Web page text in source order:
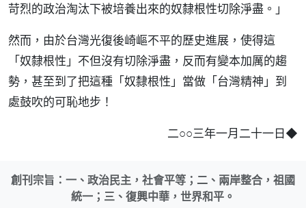
苛烈的政治淘汰下被培養出來的奴隸根性切除淨盡。」
然而，由於台灣光復後崎嶇不平的歷史進展，使得這
「奴隸根性」不但沒有切除淨盡，反而有變本加厲的趨
勢，甚至到了把這種「奴隸根性」當做「台灣精神」到
處鼓吹的可恥地步！
二○○三年一月二十一日 ◆
創刊宗旨：一、政治民主，社會平等；二、兩岸整合，祖國
統一；三、復興中華，世界和平。